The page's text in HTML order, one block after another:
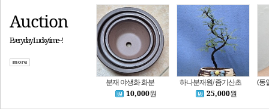
사자두 상록 향기고사리 (향고사리. 허브고사리) 7024
46,000원
Auction
Everyday Luckytime~!
분재 야생화 화분
10,000원
하나분재원/ 좀기산초
25,000원